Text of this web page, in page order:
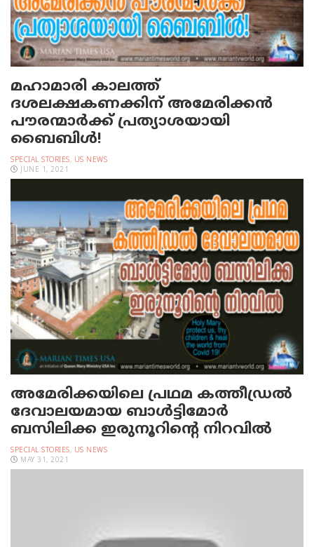
മഹാമാരി കാലത്ത്
ദശലക്ഷകണക്കിന് അമേരിക്കന്‍
പൗരന്മാര്‍ക്ക് പ്രത്യാശയായി
ബൈബിള്‍!
SPECIAL STORIES, US NEWS
JUNE 1, 2021
അമേരിക്കയിലെ പ്രഥമ കത്തീഡ്രല്‍
ദേവാലയമായ ബാള്‍ട്ടിമോര്‍
ബസിലിക്ക ഇരുനൂറിന്റെ നിറവില്‍
SPECIAL STORIES, US NEWS
MAY 31, 2021